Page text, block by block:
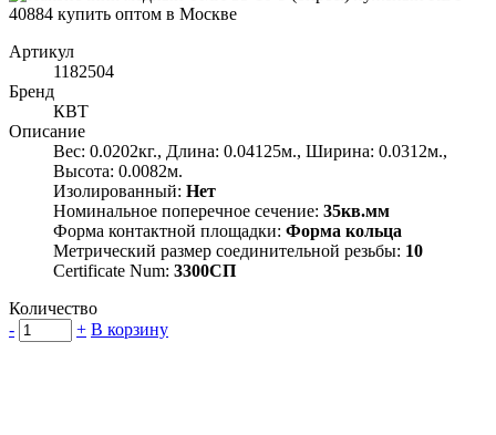
Артикул
1182504
Бренд
КВТ
Описание
Вес: 0.0202кг., Длина: 0.04125м., Ширина: 0.0312м.,
Высота: 0.0082м.
Изолированный: Нет
Номинальное поперечное сечение: 35кв.мм
Форма контактной площадки: Форма кольца
Метрический размер соединительной резьбы: 10
Certificate Num: 3300СП
Количество
-
+ В корзину